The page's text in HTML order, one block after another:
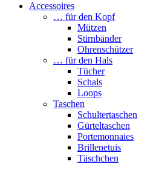
Accessoires
… für den Kopf
Mützen
Stirnbänder
Ohrenschützer
… für den Hals
Tücher
Schals
Loops
Taschen
Schultertaschen
Gürteltaschen
Portemonnaies
Brillenetuis
Täschchen